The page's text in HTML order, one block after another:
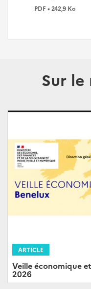
PDF • 242,9 Ko
Sur le
ARTICLE
Veille économique
2026